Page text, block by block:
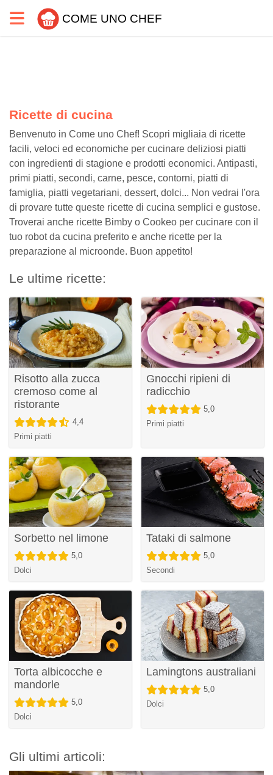
COME UNO CHEF
Ricette di cucina
Benvenuto in Come uno Chef! Scopri migliaia di ricette
facili, veloci ed economiche per cucinare deliziosi piatti
con ingredienti di stagione e prodotti economici. Antipasti,
primi piatti, secondi, carne, pesce, contorni, piatti di
famiglia, piatti vegetariani, dessert, dolci... Non vedrai l'ora
di provare tutte queste ricette di cucina semplici e gustose.
Troverai anche ricette Bimby o Cookeo per cucinare con il
tuo robot da cucina preferito e anche ricette per la
preparazione al microonde. Buon appetito!
Le ultime ricette:
Risotto alla zucca
cremoso come al
ristorante
4,4
Primi piatti
Gnocchi ripieni di
radicchio
5,0
Primi piatti
Sorbetto nel limone
5,0
Dolci
Tataki di salmone
5,0
Secondi
Torta albicocche e
mandorle
5,0
Dolci
Lamingtons australiani
5,0
Dolci
Gli ultimi articoli: